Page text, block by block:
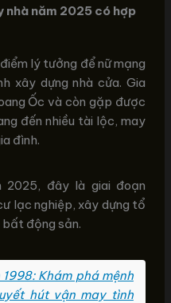
nhà năm 2025 có hợp
lý tưởng để nữ mạng
xây dựng nhà cửa. Gia
Ốc và còn gặp được
đến nhiều tài lộc, may
đình.
đây là giai đoạn
lạc nghiệp, xây dựng tổ
động sản.
1998: Khám phá mệnh
hút vận may tình